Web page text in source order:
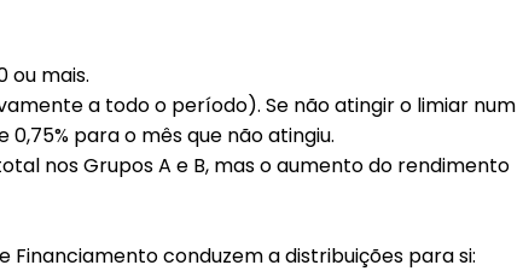
ou mais.
a todo o período). Se não atingir o limiar num
0,75% para o mês que não atingiu.
nos Grupos A e B, mas oaumento do rendimento
Financiamento conduzem adistribuições para si: